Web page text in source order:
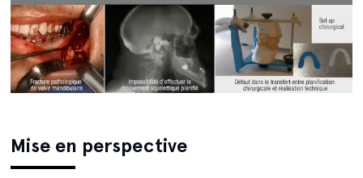
Mise en perspective